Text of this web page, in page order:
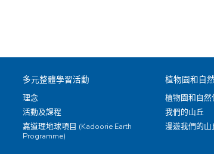
多元整體學習活動
理念
活動及課程
嘉道理地球項目 (Kadoorie Earth
Programme)
植物園和自
植物園和自然
我們的山丘
漫遊我們的山